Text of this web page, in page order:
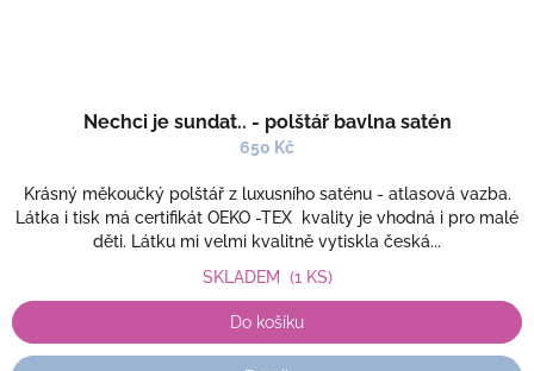
Nechci je sundat.. - polštář bavlna satén
650 Kč
Krásný měkoučký polštář z luxusního saténu - atlasová vazba.
Látka i tisk má certifikát OEKO -TEX kvality je vhodná i pro malé
děti. Látku mi velmi kvalitně vytiskla česká...
SKLADEM (1 KS)
Do košíku